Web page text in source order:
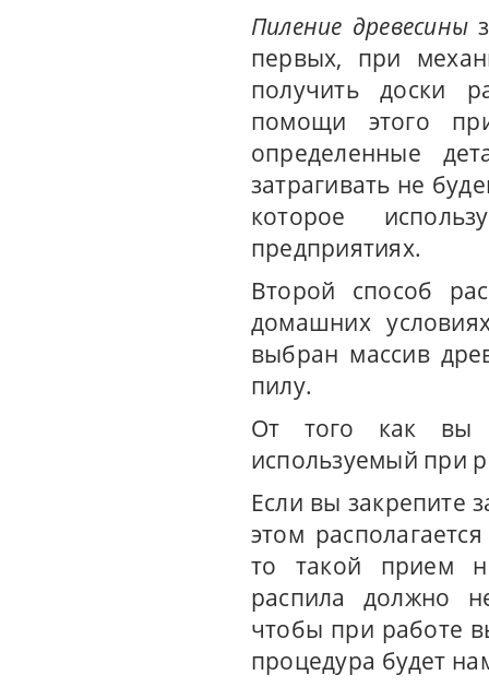
Пиление древесины
первых, при
получить доски
помощи этого
определенные
затрагивать не
которое
предприятиях.
Второй способ
домашних
выбран массив
пилу.
От того как вы
используемый при
Если вы закрепите
этом
то такой прием
распила должно
чтобы при работе
процедура будет